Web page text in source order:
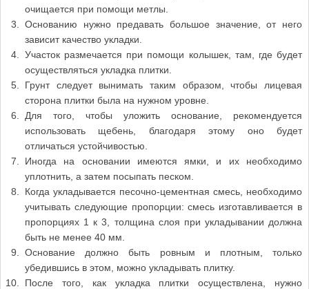
очищается при помощи метлы.
Основанию нужно предавать большое значение, от него
зависит качество укладки.
Участок размечается при помощи колышек, там, где будет
осуществляться укладка плитки.
Грунт следует вынимать таким образом, чтобы лицевая
сторона плитки была на нужном уровне.
Для того, чтобы уложить основание, рекомендуется
использовать щебень, благодаря этому оно будет
отличаться устойчивостью.
Иногда на основании имеются ямки, и их необходимо
уплотнить, а затем посыпать песком.
Когда укладывается песочно-цементная смесь, необходимо
учитывать следующие пропорции: смесь изготавливается в
пропорциях 1 к 3, толщина слоя при укладывании должна
быть не менее 40 мм.
Основание должно быть ровным и плотным, только
убедившись в этом, можно укладывать плитку.
После того, как укладка плитки осуществлена, нужно